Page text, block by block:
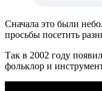
Сначала это были
просьбы посетить
Так в 2002 году
фольклор и